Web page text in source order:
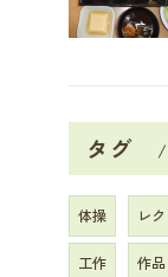
タグ
体操 レ
工作 作品